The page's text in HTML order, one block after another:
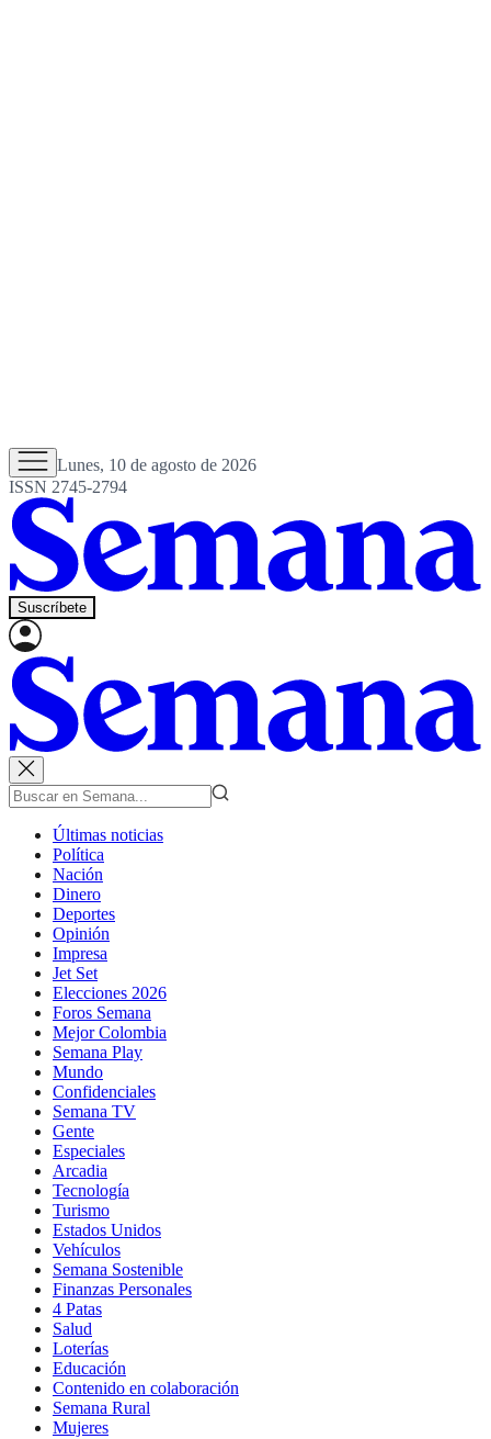
Lunes, 10 de agosto de 2026
ISSN 2745-2794
Suscríbete
Últimas noticias
Política
Nación
Dinero
Deportes
Opinión
Impresa
Jet Set
Elecciones 2026
Foros Semana
Mejor Colombia
Semana Play
Mundo
Confidenciales
Semana TV
Gente
Especiales
Arcadia
Tecnología
Turismo
Estados Unidos
Vehículos
Semana Sostenible
Finanzas Personales
4 Patas
Salud
Loterías
Educación
Contenido en colaboración
Semana Rural
Mujeres